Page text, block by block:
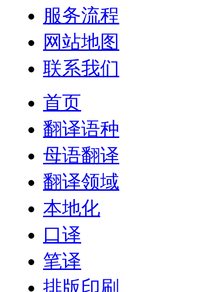
服务流程
网站地图
联系我们
首页
翻译语种
母语翻译
翻译领域
本地化
口译
笔译
排版印刷